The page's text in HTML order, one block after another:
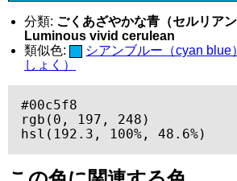
分類: ごくあざやかな青（セルリア
Luminous vivid cerulean
類似色:
シアンブルー（cyan blue
しょく）
#00c5f8
rgb(0, 197, 248)
hsl(192.3, 100%, 48.6%)